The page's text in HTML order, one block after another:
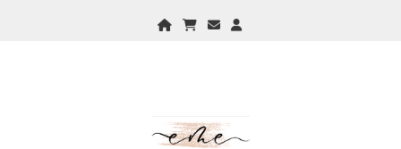
Home Mon Panier
Checkout